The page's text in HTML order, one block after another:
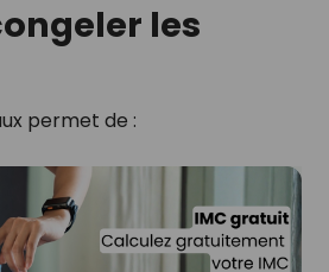
les
permet de :